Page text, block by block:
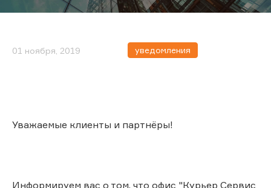
01 ноября, 2019 уведомления
Уважаемые клиенты и партнёры!
Информируем вас о том, что офис "Курьер Сервис